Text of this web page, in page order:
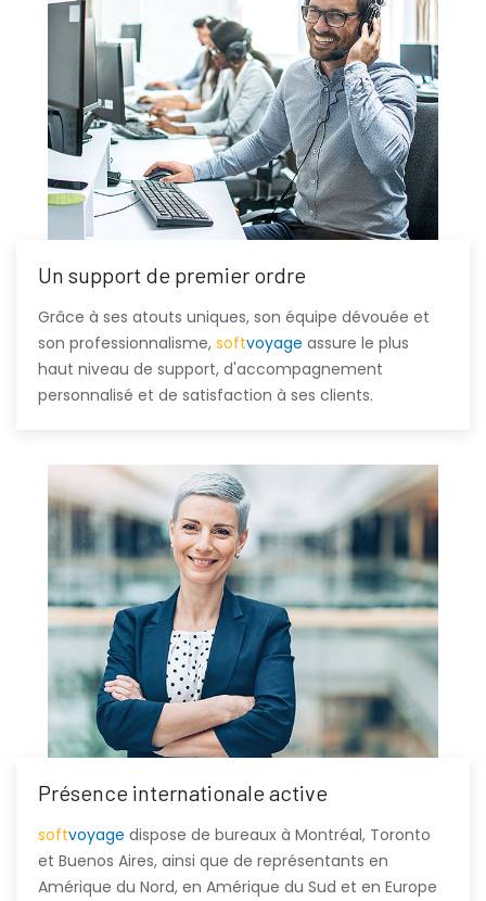
Un support de premier ordre
Grâce à ses atouts uniques, son équipe dévouée et
son professionnalisme, softvoyage assure le plus
haut niveau de support, d'accompagnement
personnalisé et de satisfaction à ses clients.
Présence internationale active
softvoyage dispose de bureaux à Montréal, Toronto
et Buenos Aires, ainsi que de représentants en
Amérique du Nord, en Amérique du Sud et en Europe